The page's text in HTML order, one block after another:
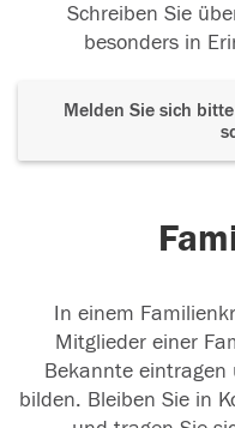
Schreiben Sie
besonders in
Melden Sie sich
In einem
Mitglieder einer
Bekannte eintragen
bilden. Bleiben Sie in